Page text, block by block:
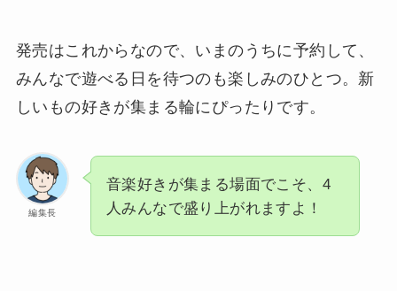
発売はこれからなので、いまのうちに予約して、
みんなで遊べる日を待つのも楽しみのひとつ。新
しいもの好きが集まる輪にぴったりです。
編集長
音楽好きが集まる場面でこそ、4
人みんなで盛り上がれますよ！